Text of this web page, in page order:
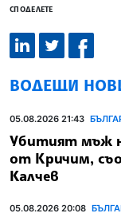
СПОДЕЛЕТЕ
ВОДЕЩИ
05.08.2026 21:43
Убитият мъж
от Кричим,
Калчев
05.08.2026 20:08